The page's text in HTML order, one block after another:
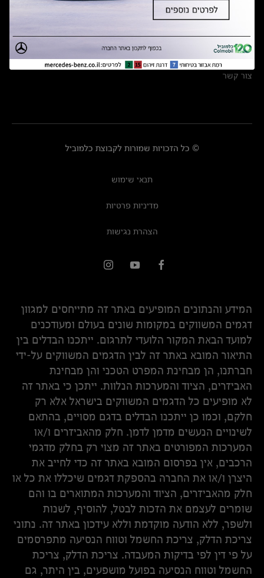
מצאו אותנו
אולמות תצוגה
מרכזי שירות
צור קשר
© כל הזכויות שמורות לקבוצת כלמוביל
תנאי שימוש
מדיניות פרטיות
הצהרת נגישות
המידע והנתונים המופיעים באתר זה מתייחסים למגוון
דגמים המשווקים במקומות שונים בעולם ומעודכנים
למועד הבאת המקור הלועדי לתרגום. ייתכנו הבדלים בין
התיאור המובא באתר זה לבין הדגמים המשווקים על-ידי
חברתנו, הן מבחינת המפרט הטכני והן מבחינת
האביזרים, הציוד והמערכות הנלוות. ייתכן כי באתר זה
לא מופיעים כל הדגמים המשווקים בישראל אלא רק
חלקם, וכמו כן ייתכנו הבדלים בדגם מסויים, בהתאם
לשינויים הנעשים מדמן לדמן. חלק מהאביזרים ו/או
המערכות המפורטים באתר זה מצוי רק בחלק מדגמי
הרכבים, אין בפרסום המובא באתר זה כדי לחייב את
היצרן ו/או את החברה בהספקת דגמים שיכללו את כל או
חלק מהאביזרים, הציוד והמערכות המתוארים בו והם
שומרים לעצמם את הזכות לבטל, להוסיף, לשנות
ולשפר, ללא הודעה מוקדמת וללא עידכון באתר זה. נתוני
צריכת הדלק, צריכת החשמל וטווח הנסיעה מתפרסמים
על פי דין לפי בדיקות המעבדה. צריכת הדלק, צריכת
החשמל וטווח הנסיעה בפועל מושפעים, בין היתר, גם